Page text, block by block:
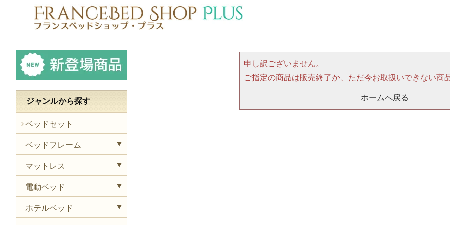
ジャンルから探す
ベッドセット
ベッドフレーム
マットレス
電動ベッド
ホテルベッド
申し訳ございません。
ご指定の商品は販売終了か、ただ今お取扱いできない商
ホームへ戻る